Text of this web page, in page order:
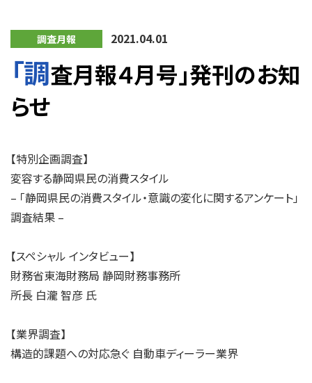
調査月報 2021.04.01
「調査月報４月号」発刊のお知
らせ
【特別企画調査】
変容する静岡県民の消費スタイル
– 「静岡県民の消費スタイル・意識の変化に関するアンケート」
調査結果 –
【スペシャル インタビュー】
財務省東海財務局 静岡財務事務所
所長 白瀧 智彦 氏
【業界調査】
構造的課題への対応急ぐ 自動車ディーラー業界